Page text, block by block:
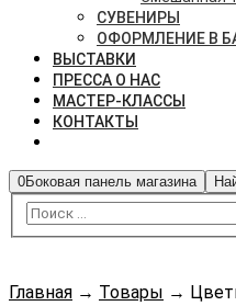
СУВЕНИРЫ
ОФОРМЛЕНИЕ В
ВЫСТАВКИ
ПРЕССА О НАС
МАСТЕР-КЛАССЫ
КОНТАКТЫ
0Боковая панель магазина
Главная → Товары →